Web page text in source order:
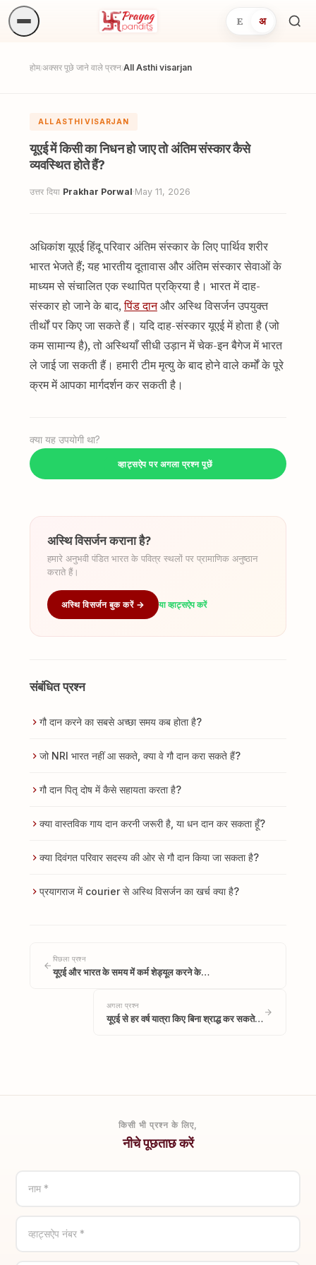
E अ
होम/अक्सर पूछे जाने वाले प्रश्न/All Asthi visarjan
ALL ASTHI VISARJAN
यूएई में किसी का निधन हो जाए तो अंतिम संस्कार कैसे
व्यवस्थित होते हैं?
उत्तर दिया Prakhar Porwal·May 11, 2026
अधिकांश यूएई हिंदू परिवार अंतिम संस्कार के लिए पार्थिव शरीर
भारत भेजते हैं; यह भारतीय दूतावास और अंतिम संस्कार सेवाओं के
माध्यम से संचालित एक स्थापित प्रक्रिया है। भारत में दाह-
संस्कार हो जाने के बाद,पिंड दानऔर अस्थि विसर्जन उपयुक्त
तीर्थों पर किए जा सकते हैं। यदि दाह-संस्कार यूएई में होता है (जो
कम सामान्य है), तो अस्थियाँ सीधी उड़ान में चेक-इन बैगेज में भारत
ले जाई जा सकती हैं। हमारी टीम मृत्यु के बाद होने वाले कर्मों के पूरे
क्रम में आपका मार्गदर्शन कर सकती है।
क्या यह उपयोगी था?
व्हाट्सऐप पर अगला प्रश्न पूछें
अस्थि विसर्जन कराना है?
हमारे अनुभवी पंडित भारत के पवित्र स्थलों पर प्रामाणिक अनुष्ठान
कराते हैं।
अस्थि विसर्जन बुक करें → या व्हाट्सऐप करें
संबंधित प्रश्न
गौ दान करने का सबसे अच्छा समय कब होता है?
जो NRI भारत नहीं आ सकते, क्या वे गौ दान करा सकते हैं?
गौ दान पितृ दोष में कैसे सहायता करता है?
क्या वास्तविक गाय दान करनी जरूरी है, या धन दान कर सकता हूँ?
क्या दिवंगत परिवार सदस्य की ओर से गौ दान किया जा सकता है?
प्रयागराज में courier से अस्थि विसर्जन का खर्च क्या है?
पिछला प्रश्न
यूएई और भारत के समय में कर्म शेड्यूल करने के…
अगला प्रश्न
यूएई से हर वर्ष यात्रा किए बिना श्राद्ध कर सकते…
किसी भी प्रश्न के लिए,
नीचे पूछताछ करें
नाम *
व्हाट्सऐप नंबर *